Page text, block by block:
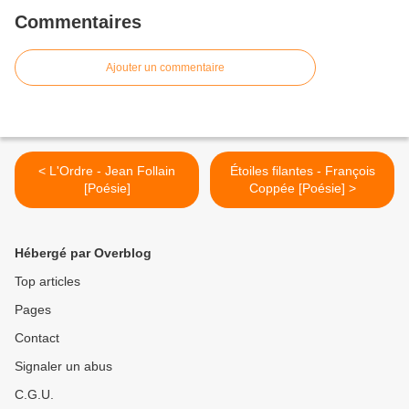
Commentaires
Ajouter un commentaire
< L'Ordre - Jean Follain
[Poésie]
Étoiles filantes - François
Coppée [Poésie] >
Hébergé par Overblog
Top articles
Pages
Contact
Signaler un abus
C.G.U.